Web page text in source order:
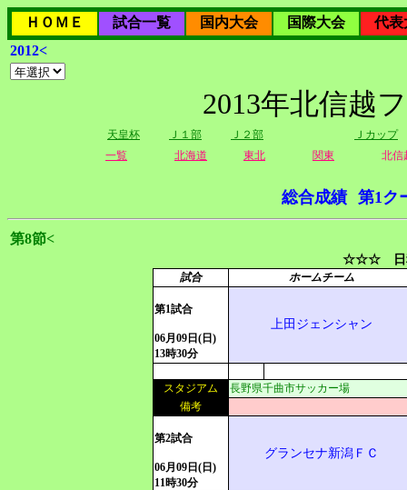
ＨＯＭＥ 試合一覧 国内大会 国際大会
代表
2012<
2013年北信越
天皇杯 Ｊ１部 Ｊ２部
Ｊカップ
一覧
北海道 東北 関東 北信
総合成績 第1ク
第8節<
☆☆☆ 日
試合 ホームチーム
第1試合
06月09日(日)
13時30分
上田ジェンシャン
スタジアム
長野県千曲市サッカー場
備考
第2試合
06月09日(日)
11時30分
グランセナ新潟ＦＣ